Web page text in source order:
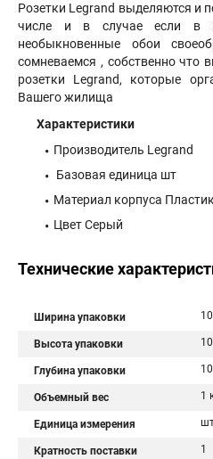
Розетки Legrand выделяются и
числе и в случае если в
необыкновенные обои
сомневаемся , собственно что
розетки Legrand, которые
Вашего жилища
Характеристики
Производитель Legrand
Базовая единица шт
Материал корпуса Пластик
Цвет Серый
Технические
Ширина упаковки
Высота упаковки
Глубина упаковки
Объемный вес 1
Единица измерения
Кратность поставки 1